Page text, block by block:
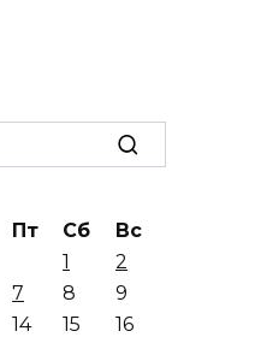
Пт Сб
Вс
1
2
7 8
9
14 15
16